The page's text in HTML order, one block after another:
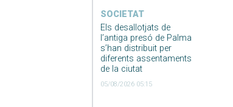
SOCIETAT
Els desallotjats de
l’antiga presó de Palma
s’han distribuit per
diferents assentaments
de la ciutat
05/08/2026 05:15